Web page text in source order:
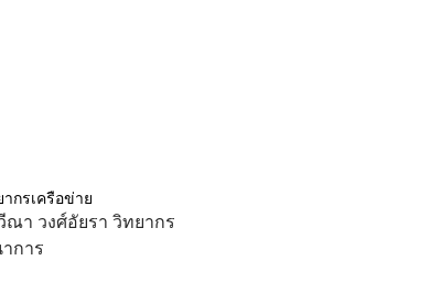
กรเครือข่าย
า วงศ์อัยรา วิทยากร
การ